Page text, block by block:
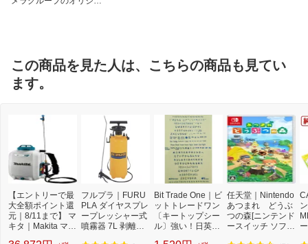
この商品を見た人は、こちらの商品も見てい
ます。
【エントリーで最
大全額ポイント還
元｜8/11まで】 マ
キタ｜Makita マキ
フルプラ｜FURU
PLA ダイヤスプレ
ープレッシャー式
噴霧器 7L 剥離
Bit Trade One｜ビ
ットトレードワン
〔キートップシー
ル〕強い！日英対
任天堂｜Nintendo
あつまれ どうぶ
つの森[ニンテンド
ースイッチ ソフ